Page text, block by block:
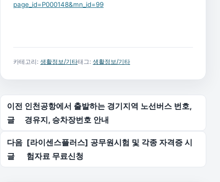
page_id=P000148&mn_id=99
카테고리: 생활정보/기타태그: 생활정보/기타
글 탐색
이전
글
인천공항에서 출발하는 경기지역 노선버스 번호,
경유지, 승차장번호 안내
다음
글
[라이센스플러스] 공무원시험 및 각종 자격증 시
험자료 무료신청